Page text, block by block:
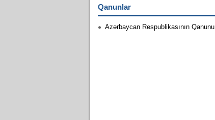
Qanunlar
Azərbaycan Respublikasının Qanunu